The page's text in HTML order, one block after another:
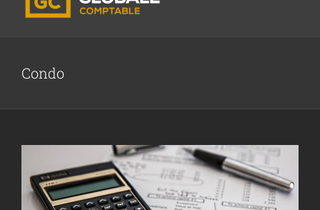
Condo
Annonce Condo Déduction Fiscaliste Frais Général
autonomes